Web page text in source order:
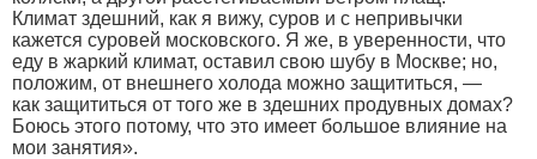
Климат здешний, как я вижу, суров и с непривычки
кажется суровей московского. Я же, в уверенности, что
еду в жаркий климат, оставил свою шубу в Москве; но,
положим, от внешнего холода можно защититься, —
как защититься от того же в здешних продувных домах?
Боюсь этого потому, что это имеет большое влияние на
мои занятия».